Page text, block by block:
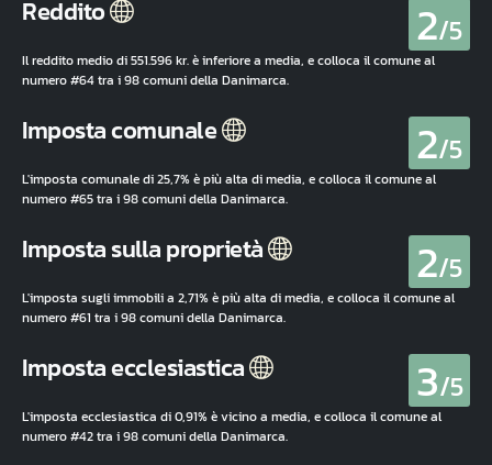
Reddito 2/5
Il reddito medio di 551.596 kr. è inferiore a media, e colloca il comune al
numero #64 tra i 98 comuni della Danimarca.
Imposta comunale 2/5
L'imposta comunale di 25,7% è più alta di media, e colloca il comune al
numero #65 tra i 98 comuni della Danimarca.
Imposta sulla proprietà 2/5
L'imposta sugli immobili a 2,71% è più alta di media, e colloca il comune al
numero #61 tra i 98 comuni della Danimarca.
Imposta ecclesiastica 3/5
L'imposta ecclesiastica di 0,91% è vicino a media, e colloca il comune al
numero #42 tra i 98 comuni della Danimarca.